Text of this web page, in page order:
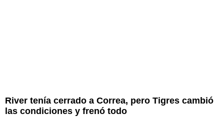
River tenía cerrado a Correa, pero Tigres cambió
las condiciones y frenó todo